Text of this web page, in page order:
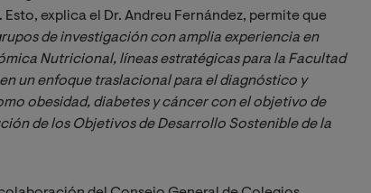
. Esto, explica el Dr. Andreu Fernández, permite que
de investigación con amplia experiencia en
Nutricional, líneas estratégicas para la Facultad
un enfoque traslacional para el diagnóstico y
obesidad, diabetes y cáncer con el objetivo de
de los Objetivos de Desarrollo Sostenible de la